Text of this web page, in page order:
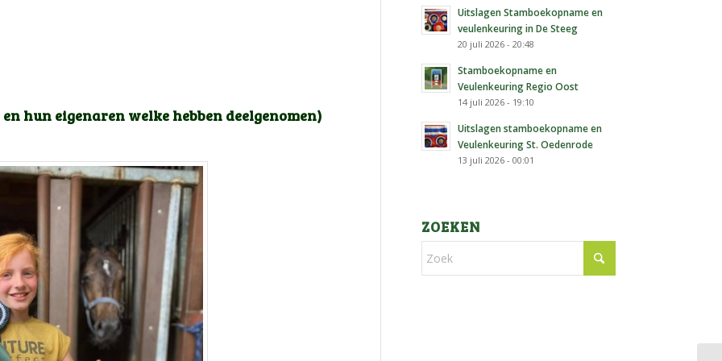
hun eigenaren welke hebben deelgenomen)
Uitslagen Stamboekopname en
veulenkeuring in De Steeg
20 juli 2026 - 20:48
Stamboekopname en
Veulenkeuring Regio Oost
14 juli 2026 - 19:10
Uitslagen stamboekopname en
Veulenkeuring St. Oedenrode
13 juli 2026 - 00:01
ZOEKEN